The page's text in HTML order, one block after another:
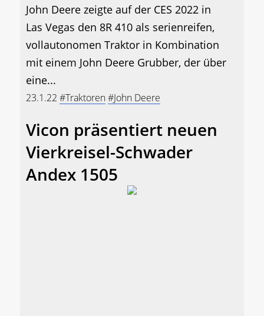
John Deere zeigte auf der CES 2022 in
Las Vegas den 8R 410 als serienreifen,
vollautonomen Traktor in Kombination
mit einem John Deere Grubber, der über
eine...
23.1.22 #Traktoren#John Deere
Vicon präsentiert neuen
Vierkreisel-Schwader
Andex 1505